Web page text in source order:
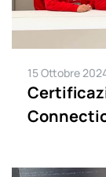
15 Ottobre